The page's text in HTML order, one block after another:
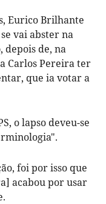
Eurico Brilhante
vai abster na
depois de, na
Carlos Pereira ter
que ia votar a
o lapso deveu-se
foi por isso que
acabou por usar